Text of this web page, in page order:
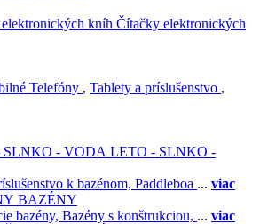
Čítačky elektronických
Telefóny , Tablety a príslušenstvo ,
LETO - SLNKO -
k bazénom, Paddleboa ... viac
BAZÉNY
bazény, Bazény s konštrukciou, ... viac